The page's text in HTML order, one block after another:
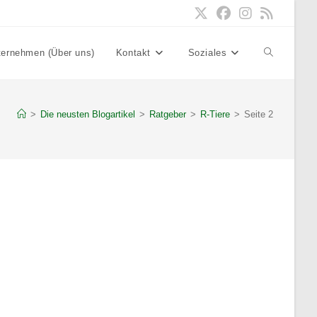
(Über uns) Kontakt Soziales Website-
> Die neusten Blogartikel > Ratgeber > R-Tiere > Seite 2